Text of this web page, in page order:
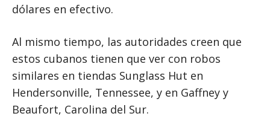
dólares en efectivo.
Al mismo tiempo, las autoridades creen que
estos cubanos tienen que ver con robos
similares en tiendas Sunglass Hut en
Hendersonville, Tennessee, y en Gaffney y
Beaufort, Carolina del Sur.